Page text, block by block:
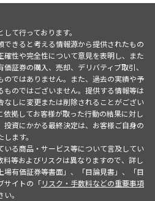
て行っております。
きると考える情報源から提供されたもの
性や完全性について意見を表明し、また
証券の購入、売却、デリバティブ取引、
のではありません。また、過去の実績や予
のではございません。提供する情報等は
しに変更または削除されることがござい
依拠してお客様が取った行動の結果に対し
資にかかる最終決定は、お客様ご自身の
ます。
る商品・サービス等について言及してい
等およびリスクは異なりますので、詳し
場有価証券等書面」、「目論見書」、「目
サイトの「リスク・手数料などの重要事項
。